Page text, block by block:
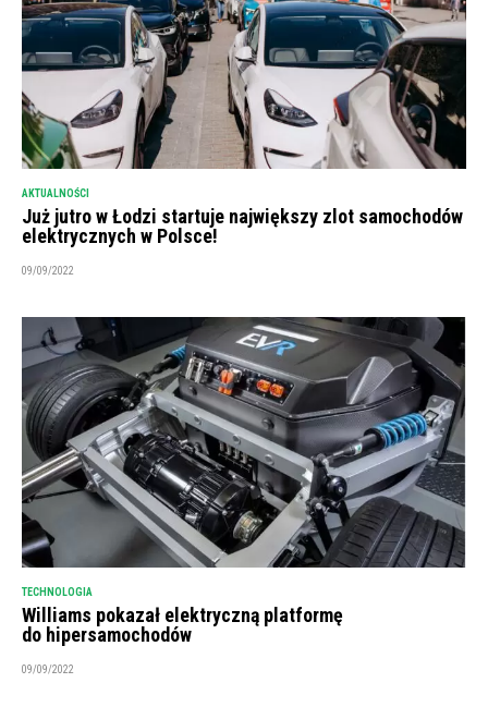
AKTUALNOŚCI
Już jutro w Łodzi startuje największy zlot samochodów
elektrycznych w Polsce!
09/09/2022
TECHNOLOGIA
Williams pokazał elektryczną platformę
do hipersamochodów
09/09/2022